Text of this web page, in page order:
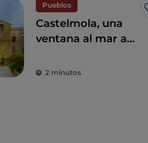
Pueblos
Castelmola, una
ventana al mar a
Taormina
2 minutos